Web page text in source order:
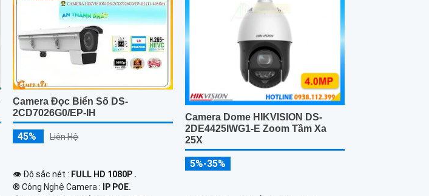
Camera Đọc Biển Số DS-
2CD7026G0/EP-IH
45% Liên Hệ
👁 Độ sắc nét : FULL HD 1080P .
®️ Công Nghệ Camera :
IP POE.
Camera Dome HIKVISION DS-
2DE4425IWG1-E Zoom Tầm Xa
25X
5%-35%